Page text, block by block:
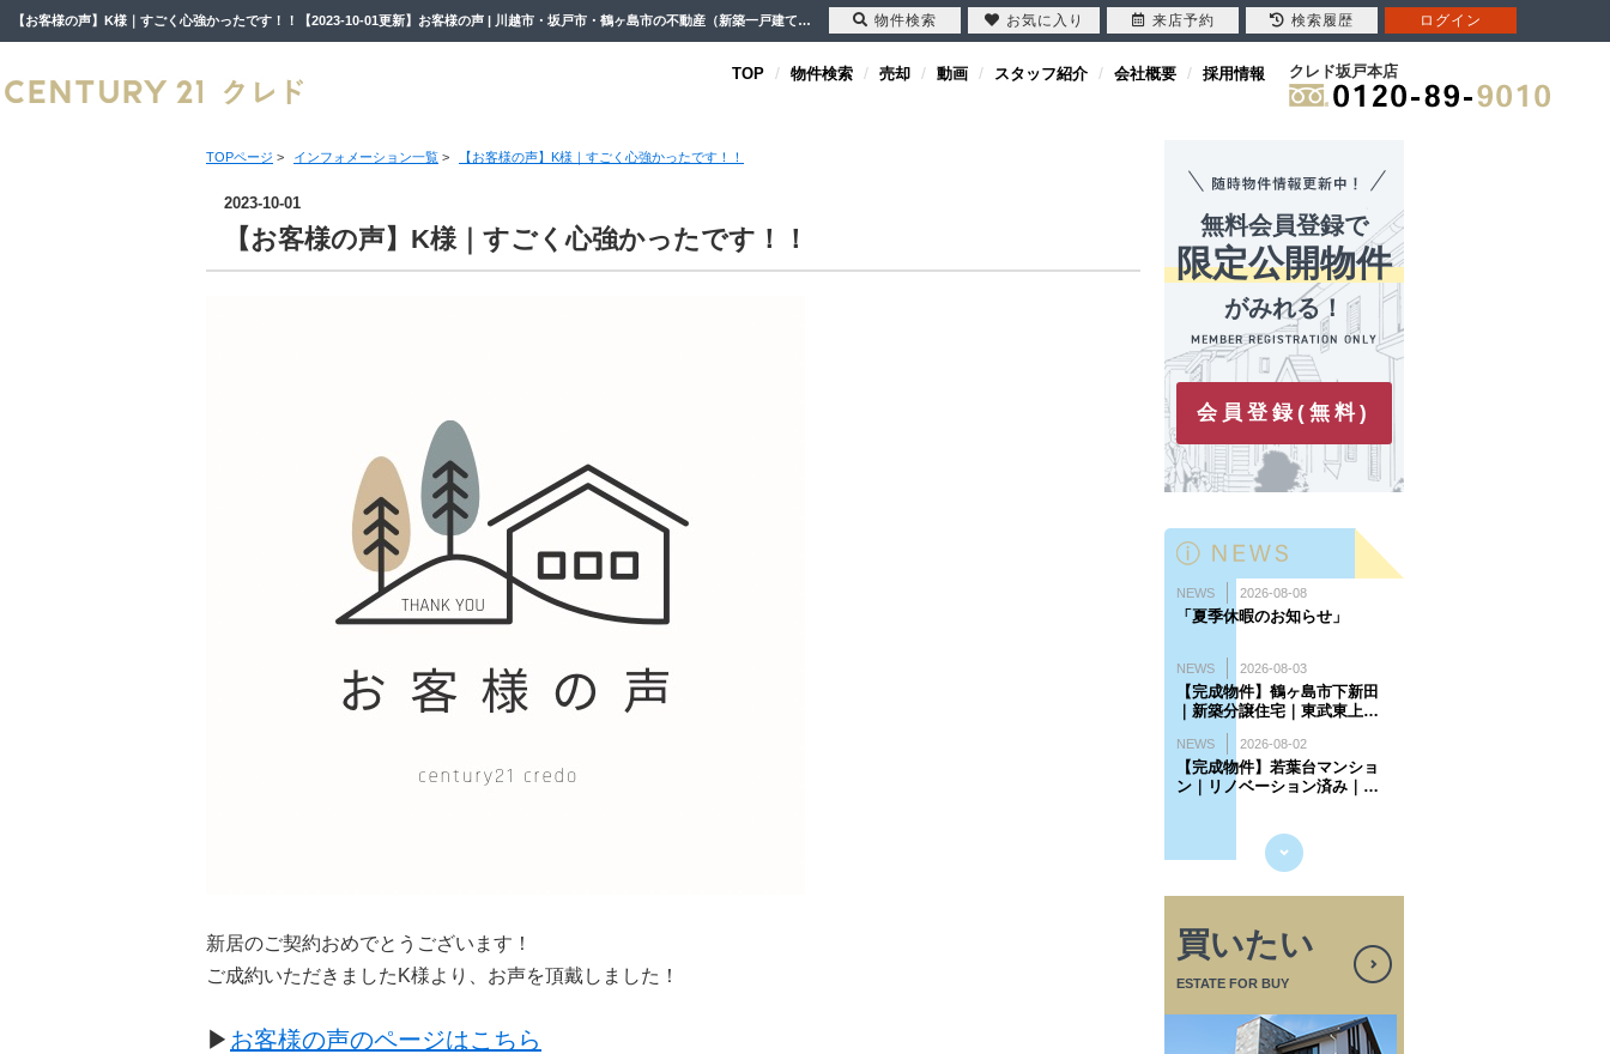
【お客様の声】K様｜すごく心強かったです！！【2023-10-01更新】お客様の声 | 川越市・坂戸市・鶴ヶ島市の不動産（新築一戸建て・中古戸建・土地・中古マンション）不動産売却はセンチュリー21クレド
TOP 物件検索 売却 動画 スタッフ紹介 会社概要 採用情報 クレド坂戸本店
TOPページ > インフォメーション一覧 > 【お客様の声】K様｜すごく心強かったです！！
2023-10-01
【お客様の声】K様｜すごく心強かったです！！
新居のご契約おめでとうございます！
ご成約いただきましたK様より、お声を頂戴しました！
▶︎ お客様の声のページはこちら
無料会員登録で
限定公開物件
がみれる！
会員登録(無料)
買いたい
ESTATE FOR BUY
物件検索 お気に入り 来店予約 検索履歴 ログイン